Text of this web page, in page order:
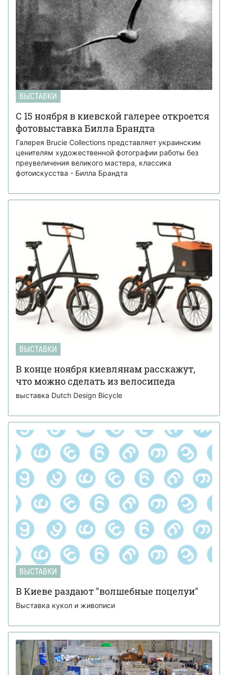
ВЫСТАВКИ
С 15 ноября в киевской галерее откроется
фотовыставка Билла Брандта
Галерея Brucie Collections представляет украинским
ценителям художественной фотографии работы без
преувеличения великого мастера, классика
фотоискусства - Билла Брандта
ВЫСТАВКИ
В конце ноября киевлянам расскажут,
что можно сделать из велосипеда
выставка Dutch Design Bicycle
ВЫСТАВКИ
В Киеве раздают "волшебные поцелуи"
Выставка кукол и живописи